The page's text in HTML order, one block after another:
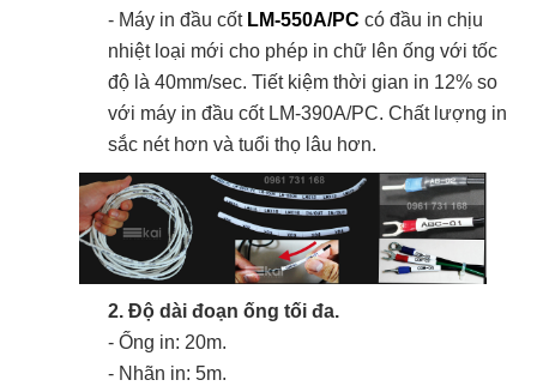
- Máy in đầu cốt LM-550A/PC có đầu in chịu
nhiệt loại mới cho phép in chữ lên ống với tốc
độ là 40mm/sec. Tiết kiệm thời gian in 12% so
với máy in đầu cốt LM-390A/PC. Chất lượng in
sắc nét hơn và tuổi thọ lâu hơn.
2. Độ dài đoạn ống tối đa.
- Ống in: 20m.
- Nhãn in: 5m.